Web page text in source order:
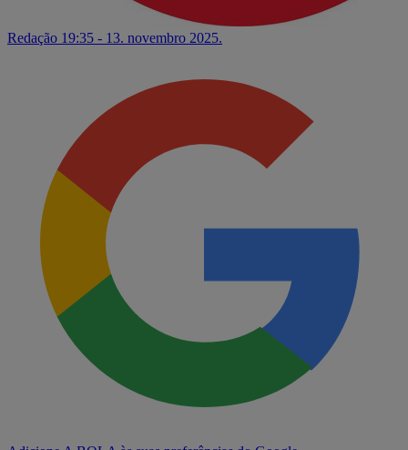
Redação 19:35 - 13. novembro 2025.